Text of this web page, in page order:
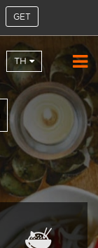
GET
TH